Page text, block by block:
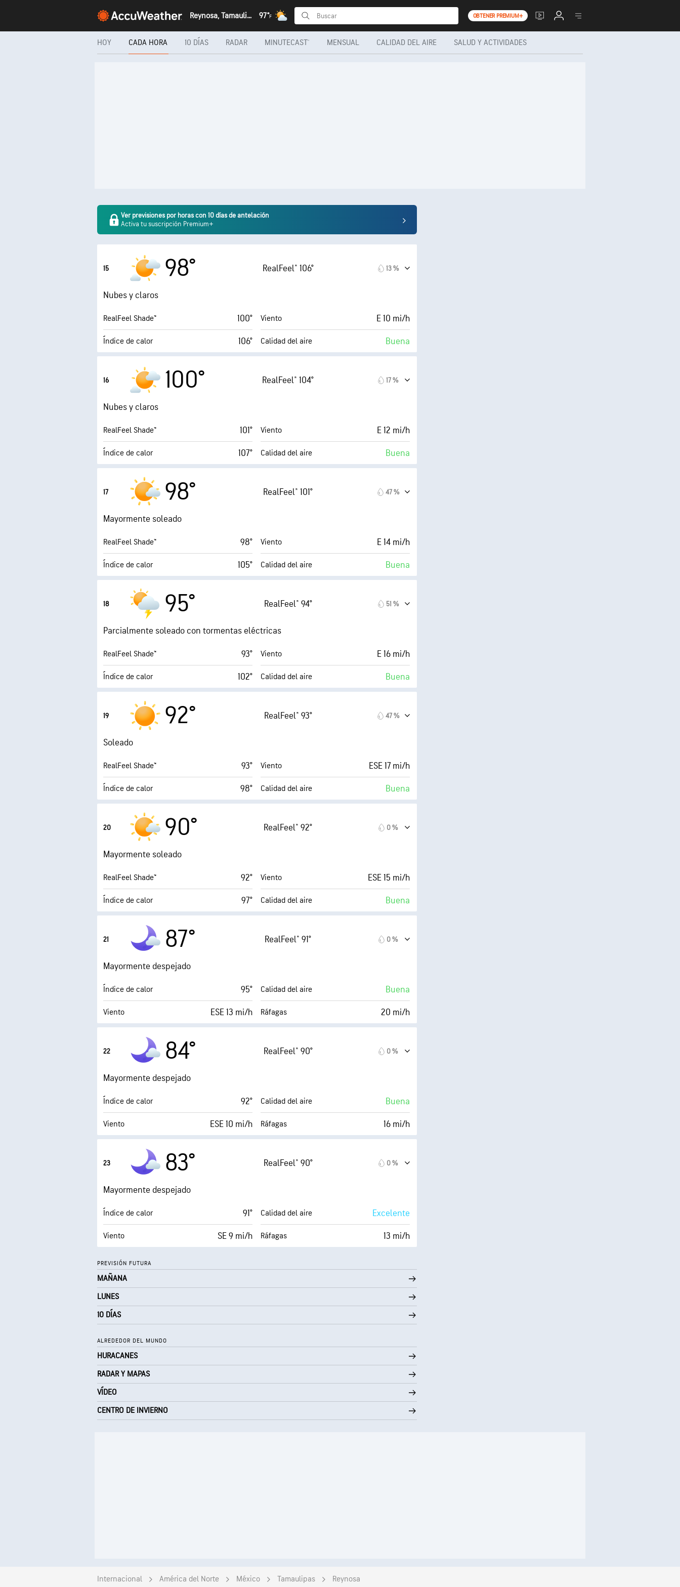
Reynosa, Tamaulipas 97°F OBTENER PREMIUM+
HOY CADA HORA 10 DÍAS RADAR MINUTECAST® MENSUAL CALIDAD DEL AIRE SALUD Y ACTIVIDADES
Ver previsiones por horas con 10 días de antelación
Activa tu suscripción Premium+
15 98° RealFeel® 106° 13 %
Nubes y claros
RealFeel Shade™ 100°
Índice de calor 106°
Viento E 10 mi/h
Calidad del aire Buena
Humedad
Punto de rocío 71° F Techo de nubes 33000 ft
16 100° RealFeel® 104° 17 %
Nubes y claros
RealFeel Shade™ 101°
Índice de calor 107°
Viento E 12 mi/h
Calidad del aire Buena
Índice UV máx.
Humedad
Punto de rocío 70° F Techo de nubes 30000 ft
17 98° RealFeel® 101° 47 %
Mayormente soleado
RealFeel Shade™ 98°
Índice de calor 105°
Viento E 14 mi/h
Calidad del aire Buena
Índice UV máx.
Humedad 41 %
Punto de rocío 70° F
AccuLumen Brightness
9 (Muy
18 95° RealFeel® 94° 51 %
Parcialmente soleado con tormentas eléctricas
RealFeel Shade™ 93°
Índice de calor 102°
Viento E 16 mi/h
Calidad del aire Buena
Índice UV máx.
Humedad
Punto de rocío 71° F
AccuLumen Brightness
Index™
9 (Muy
luminoso)
Nubosidad 10 %
Visibilidad 6 mi
Techo de nubes 30000 ft
19 92° RealFeel® 93° 47 %
Soleado
RealFeel Shade™ 93°
Índice de calor 98°
Viento ESE 17 mi/h
Calidad del aire Buena
Índice UV máx.
Humedad
Punto de rocío 71° F Techo de nubes 30000 ft
20 90° RealFeel® 92° 0 %
Mayormente soleado
RealFeel Shade™ 92°
Índice de calor 97°
Viento ESE 15 mi/h
Calidad del aire Buena
Índice UV máx.
Humedad
Punto de rocío 72° F Techo de nubes 30000 ft
21 87° RealFeel® 91° 0 %
Mayormente despejado
Índice de calor 95°
Viento ESE 13 mi/h
Calidad del aire Buena
Ráfagas 20 mi/h
Punto de rocío
AccuLumen Brightness Index™
22 84° RealFeel® 90° 0 %
Mayormente despejado
Índice de calor 92°
Viento ESE 10 mi/h
Calidad del aire Buena
Ráfagas 16 mi/h
Punto de rocío
AccuLumen Brightness Index™
23 83° RealFeel® 90° 0 %
Mayormente despejado
Índice de calor 91°
Viento SE 9 mi/h
Calidad del aire Excelente
Ráfagas 13 mi/h
Humedad
Punto de rocío
AccuLumen Brightness Index™ 0 (Oscuro)
10 mi
Techo de nubes 30000 ft
PREVISIÓN FUTURA
MAÑANA
LUNES
10 DÍAS
ALREDEDOR DEL MUNDO
HURACANES
RADAR Y MAPAS
VÍDEO
CENTRO DE INVIERNO
Internacional América del Norte México Tamaulipas Reynosa